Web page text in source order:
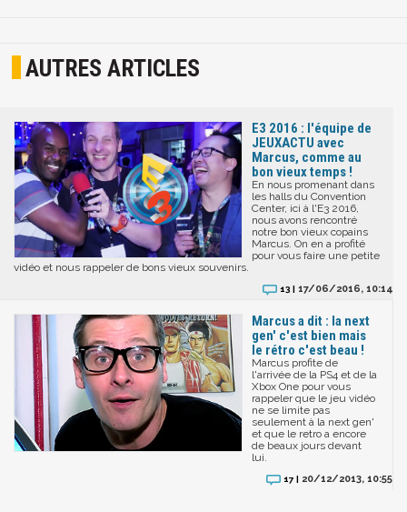
AUTRES ARTICLES
E3 2016 : l'équipe de
JEUXACTU avec
Marcus, comme au
bon vieux temps !
En nous promenant dans
les halls du Convention
Center, ici à l'E3 2016,
nous avons rencontré
notre bon vieux copains
Marcus. On en a profité
pour vous faire une petite
vidéo et nous rappeler de bons vieux souvenirs.
13 | 17/06/2016, 10:14
Marcus a dit : la next
gen' c'est bien mais
le rétro c'est beau !
Marcus profite de
l'arrivée de la PS4 et de la
Xbox One pour vous
rappeler que le jeu vidéo
ne se limite pas
seulement à la next gen'
et que le retro a encore
de beaux jours devant
lui.
17 | 20/12/2013, 10:55